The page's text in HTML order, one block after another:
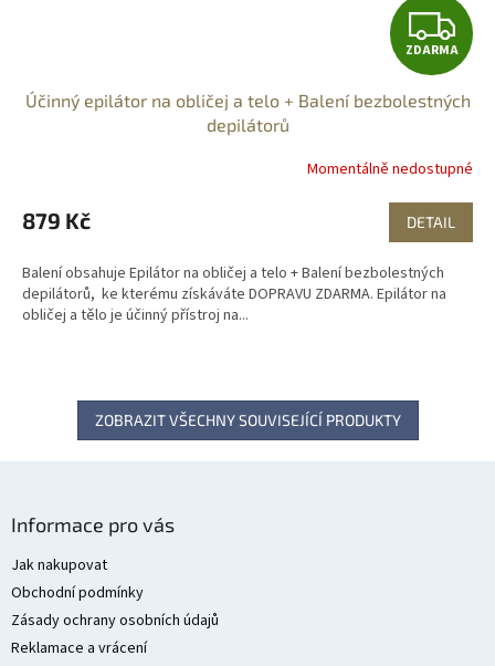
Z
D
A
R
M
A
ZDARMA
Účinný epilátor na obličej a telo + Balení bezbolestných
depilátorů
Momentálně nedostupné
879 Kč DETAIL
Balení obsahuje Epilátor na obličej a telo + Balení bezbolestných
depilátorů, ke kterému získáváte DOPRAVU ZDARMA. Epilátor na
obličej a tělo je účinný přístroj na...
ZOBRAZIT VŠECHNY SOUVISEJÍCÍ PRODUKTY
Informace pro vás
Jak nakupovat
Obchodní podmínky
Zásady ochrany osobních údajů
Reklamace a vrácení